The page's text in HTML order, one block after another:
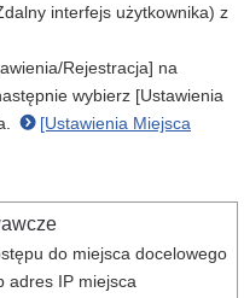
interfejs użytkownika) z
Rejestracja] na
wybierz [Ustawienia
[Ustawienia Miejsca
do miejsca docelowego
adres IP miejsca